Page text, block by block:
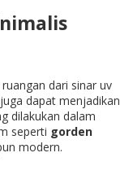
dari sinar uv
dapat menjadikan
dilakukan dalam
seperti gorden
modern.